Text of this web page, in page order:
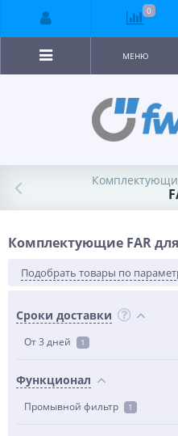
МЕНЮ
Комплектующие FAR
Подобрать товары по
Сроки доставки
От 3 дней 1
Функционал
Промывной фильтр 1
0